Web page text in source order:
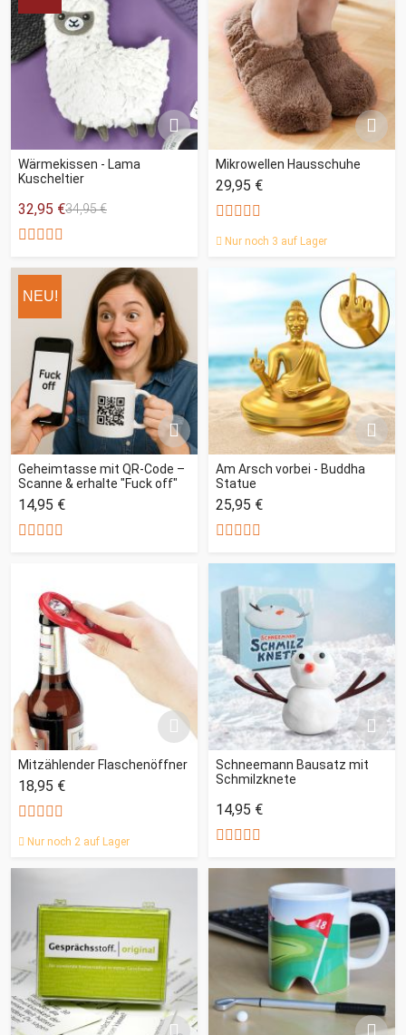
Wärmekissen - Lama
Kuscheltier
32,95 €34,95 €
Mikrowellen Hausschuhe
29,95 €
Nur noch 3 auf Lager
NEU!
Geheimtasse mit QR-Code –
Scanne & erhalte "Fuck off"
14,95 €
Am Arsch vorbei - Buddha
Statue
25,95 €
Mitzählender Flaschenöffner
18,95 €
Nur noch 2 auf Lager
Schneemann Bausatz mit
Schmilzknete
14,95 €